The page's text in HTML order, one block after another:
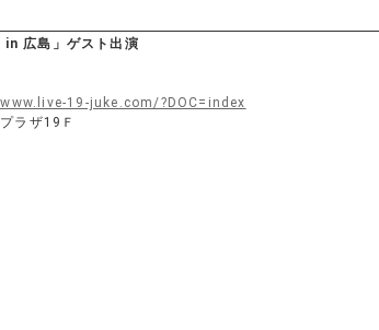
広島」ゲスト出演
19-juke.com/?DOC=index
ラザ19Ｆ